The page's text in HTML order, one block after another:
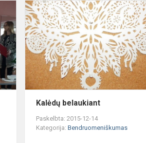
Respublikinė
mokytojų
-
mokinių
konferencija
„Moksleivi,
ka...
Kalėdų belaukiant
Paskelbta: 2015-12-14
Kategorija:Bendruomeniškumas